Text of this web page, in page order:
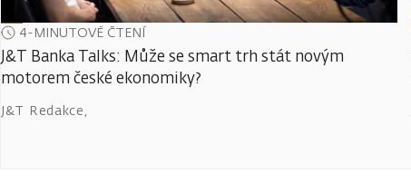
4-MINUTOVÉ ČTENÍ
J&T Banka Talks: Může se smart trh stát novým
motorem české ekonomiky?
J&T Redakce,